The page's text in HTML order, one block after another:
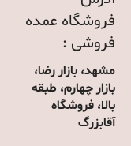
فروشگاه عمده
فروشی :
مشهد، بازار رضا،
بازار چهارم، طبقه
بالا، فروشگاه
آقابزرگ